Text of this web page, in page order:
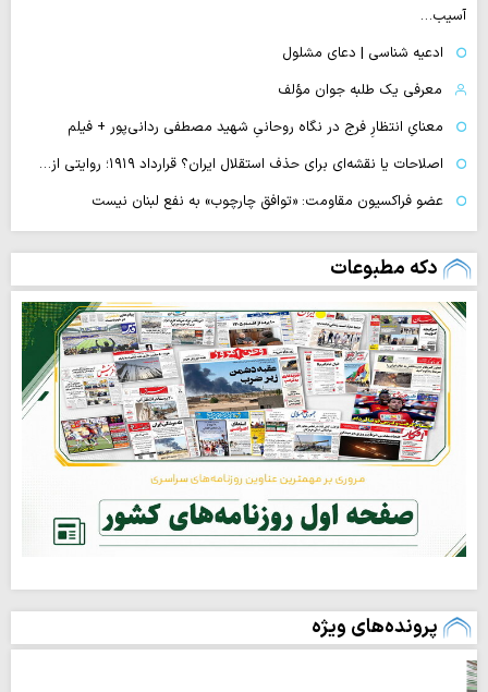
آسیب…
ادعیه شناسی | دعای مشلول
معرفی یک طلبه جوان مؤلف
معنایِ انتظارِ فرج در نگاه روحانیِ شهید مصطفی ردانی‌پور + فیلم
اصلاحات یا نقشه‌ای برای حذف استقلال ایران؟ قرارداد ۱۹۱۹؛ روایتی از…
عضو فراکسیون مقاومت: «توافق چارچوب» به نفع لبنان نیست
دکه مطبوعات
پرونده‌های ویژه